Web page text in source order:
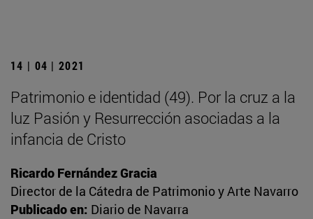
14 | 04 | 2021
Patrimonio e identidad (49). Por la cruz a la
luz Pasión y Resurrección asociadas a la
infancia de Cristo
Ricardo Fernández Gracia
Director de la Cátedra de Patrimonio y Arte Navarro
Publicado en: Diario de Navarra